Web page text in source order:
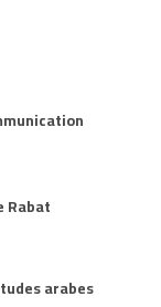
Rabat
arabes